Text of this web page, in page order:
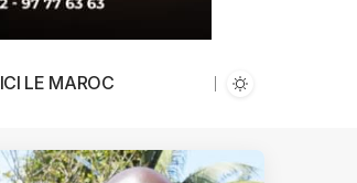
ICI LE MAROC